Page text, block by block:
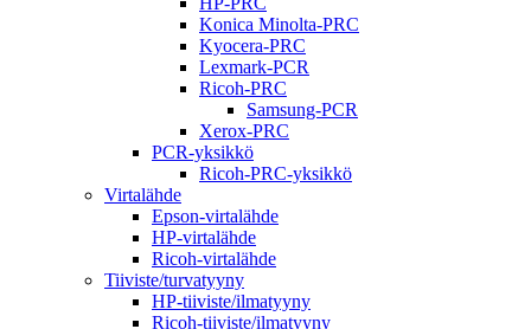
Konica Minolta-PRC
Kyocera-PRC
Lexmark-PCR
Ricoh-PRC
Samsung-PCR
Xerox-PRC
PCR-yksikkö
Ricoh-PRC-yksikkö
Virtalähde
Epson-virtalähde
HP-virtalähde
Ricoh-virtalähde
Tiiviste/turvatyyny
HP-tiiviste/ilmatyyny
Ricoh-tiiviste/ilmatyyny